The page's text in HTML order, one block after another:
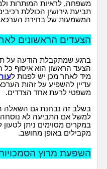
משפחה, לראיות המותרות
תביעת גירושין הכוללת
המשמעות של בחירת
הצעדים הראשונים
ברגע שמתקבלת הודעה על
הצעד הראשון הוא איסוף כל
מיד לאחר מכן יש לפנות ל
עדיין להשפיע על זהות
משפטי לרעת אחד הצדדים.
בשלב זה נבחנת גם השאלה
למשל אם התביעה לא נוסחה
במקרים מסוימים ניתן
מקבילים באופן מחושב.
השפעת מרוץ